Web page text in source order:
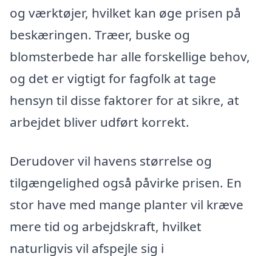
og værktøjer, hvilket kan øge prisen på
beskæringen. Træer, buske og
blomsterbede har alle forskellige behov,
og det er vigtigt for fagfolk at tage
hensyn til disse faktorer for at sikre, at
arbejdet bliver udført korrekt.
Derudover vil havens størrelse og
tilgængelighed også påvirke prisen. En
stor have med mange planter vil kræve
mere tid og arbejdskraft, hvilket
naturligvis vil afspejle sig i